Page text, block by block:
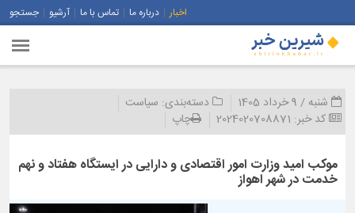
اخبار درباره ما تماس با ما آرشیو جستجو
شنبه / 9 خرداد 1405 دسته‌بندی: سیاست
کد خبر: 2024020708871 چاپ
موکب امید وزارت امور اقتصادی و دارایی در ایستگاه هفتاد و نهم
خدمت در شهر اهواز